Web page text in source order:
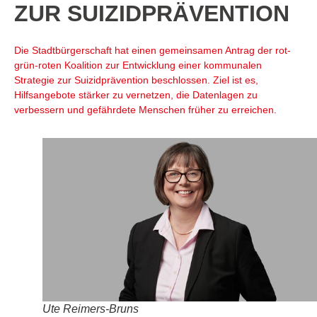
ZUR SUIZIDPRÄVENTION
Die Stadtbürgerschaft hat einen gemeinsamen Antrag der rot-
grün-roten Koalition zur Entwicklung einer kommunalen
Strategie zur Suizidprävention beschlossen. Ziel ist es,
Hilfsangebote stärker zu vernetzen, die Datenlagen zu
verbessern und gefährdete Menschen früher zu erreichen.
Ute Reimers-Bruns